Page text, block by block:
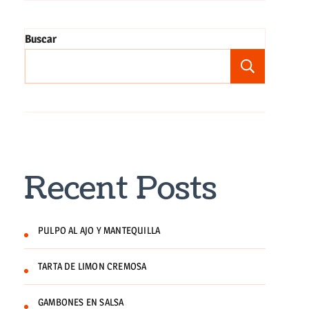
Buscar
Recent Posts
PULPO AL AJO Y MANTEQUILLA
TARTA DE LIMON CREMOSA
GAMBONES EN SALSA